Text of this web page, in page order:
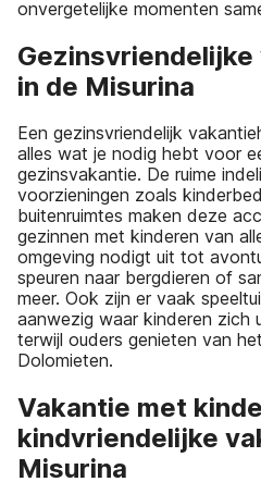
onvergetelijke momenten
in de Misurina
Een gezinsvriendelijk
alles wat je nodig hebt voor
gezinsvakantie. De ruime
voorzieningen zoals
buitenruimtes maken deze
gezinnen met kinderen van
omgeving nodigt uit tot
speuren naar bergdieren of
meer. Ook zijn er vaak
aanwezig waar kinderen zich
terwijl ouders genieten van
Dolomieten.
Vakantie met
kindvriendelijke
Misurina